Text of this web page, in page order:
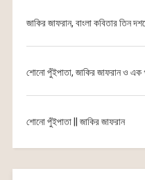
জাকির জাফরান, বাংলা কবিতার তিন
শোনো পুঁইপাতা, জাকির জাফরান ও এক
শোনো পুঁইপাতা || জাকির জাফরান